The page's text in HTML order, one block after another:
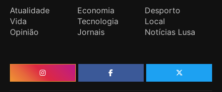
Atualidade Economia
Desporto
Vida
Tecnologia
Local
Opinião
Jornais Notícias Lusa